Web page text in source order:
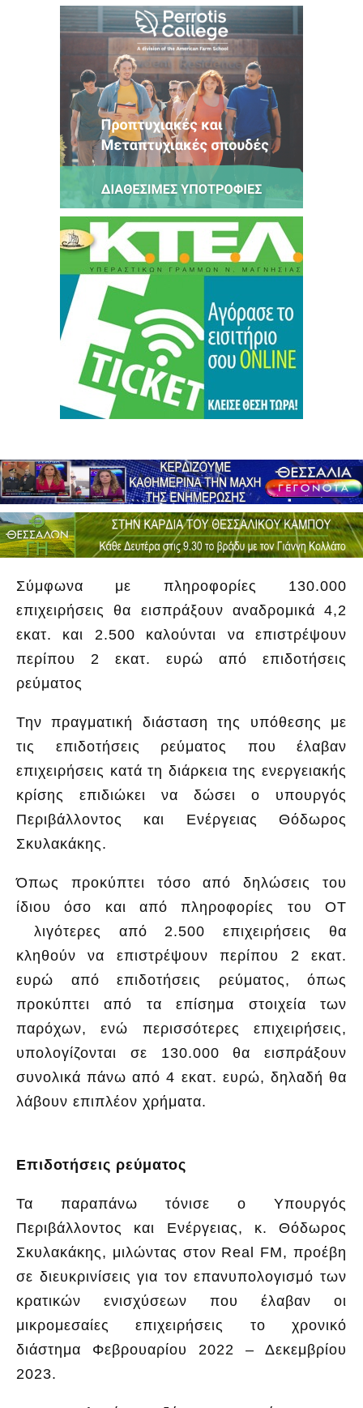
Σύμφωνα με πληροφορίες 130.000
επιχειρήσεις θα εισπράξουν αναδρομικά 4,2
εκατ. και 2.500 καλούνται να επιστρέψουν
περίπου 2 εκατ. ευρώ από επιδοτήσεις
ρεύματος
Την πραγματική διάσταση της υπόθεσης με
τις επιδοτήσεις ρεύματος που έλαβαν
επιχειρήσεις κατά τη διάρκεια της ενεργειακής
κρίσης επιδιώκει να δώσει ο υπουργός
Περιβάλλοντος και Ενέργειας Θόδωρος
Σκυλακάκης.
Όπως προκύπτει τόσο από δηλώσεις του
ίδιου όσο και από πληροφορίες του ΟΤ
λιγότερες από 2.500 επιχειρήσεις θα
κληθούν να επιστρέψουν περίπου 2 εκατ.
ευρώ από επιδοτήσεις ρεύματος, όπως
προκύπτει από τα επίσημα στοιχεία των
παρόχων, ενώ περισσότερες επιχειρήσεις,
υπολογίζονται σε 130.000 θα εισπράξουν
συνολικά πάνω από 4 εκατ. ευρώ, δηλαδή θα
λάβουν επιπλέον χρήματα.
Επιδοτήσεις ρεύματος
Τα παραπάνω τόνισε ο Υπουργός
Περιβάλλοντος και Ενέργειας, κ. Θόδωρος
Σκυλακάκης, μιλώντας στον Real FM, προέβη
σε διευκρινίσεις για τον επανυπολογισμό των
κρατικών ενισχύσεων που έλαβαν οι
μικρομεσαίες επιχειρήσεις το χρονικό
διάστημα Φεβρουαρίου 2022 – Δεκεμβρίου
2023.